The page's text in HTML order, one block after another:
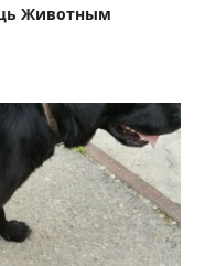
Животным